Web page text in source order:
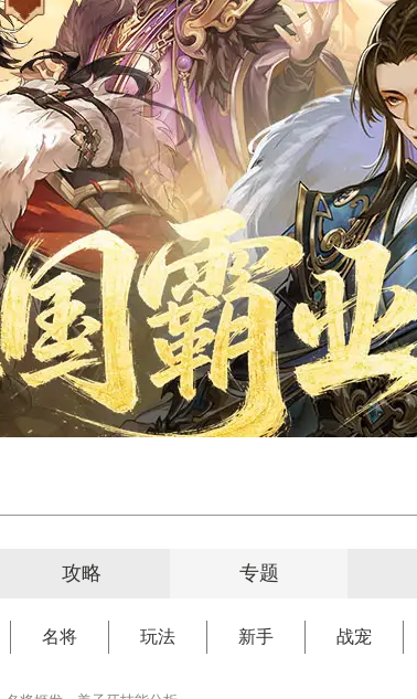
攻略 专题
名将 玩法 新手 战宠